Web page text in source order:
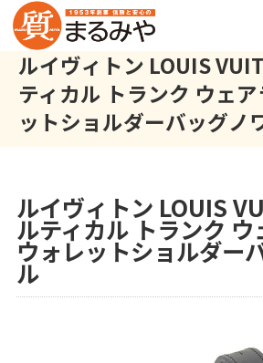
ルイヴィトン LOUIS
ティカル トランク ウェ
ットショルダーバッグノ
ルイヴィトン LOUIS
ルティカル トランク
ウォレットショルダー
ル